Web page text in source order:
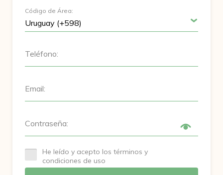
Código de Área:
Teléfono:
Email:
Contraseña:
He leído y acepto los términos y
condiciones de uso